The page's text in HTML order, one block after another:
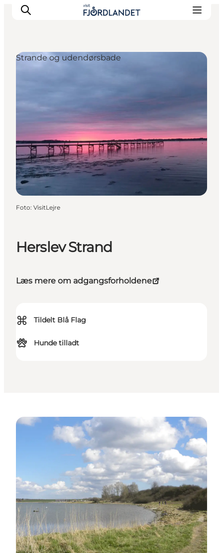
Guides & inspiration
Overnatning
Oplevelser
Herslev Strand
Læs mere om adgangsforholdene
⌘ Tildelt Blå Flag
Hunde tilladt
Strande og udendørsbade
Foto: VisitLejre